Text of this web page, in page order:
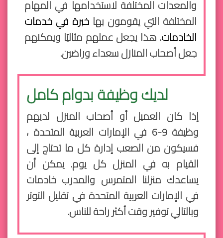
والمعدات المختلفة لاستخدامها في المهام
المختلفة التي يقومون بها خبرة في خدمات
الخادمات. هذا يجعل عملهم مثاليًا ويمكنهم
جعل أصحاب المنازل سعداء وراضين.
لديك وظيفة بدوام كامل
إذا كان العميل أو أصحاب المنزل لديهم
وظيفة 9-6 في الإمارات العربية المتحدة ،
فسيكون من الصعب إدارة كل ما تحتاج إلى
القيام به في المنزل كل يوم. يمكن أن
يساعدك منزلنا المتمرس والمدرب خادمات
في الإمارات العربية المتحدة في تقليل التوتر
وبالتالي توفير وقت أكثر راحة للناس.